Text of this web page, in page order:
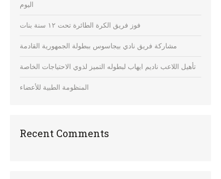
اليوم
فوز فريق الكرة الطائرة تحت ١٢ سنة بنات
مشاركة فريق نادي بيجاسوس ببطولة الجمهورية القادمة
تأهيل اللاعب ناديم ايهاب لبطوله التميز لذوي الاحتياجات الخاصة
المنظومة الطبية للأعضاء
Recent Comments